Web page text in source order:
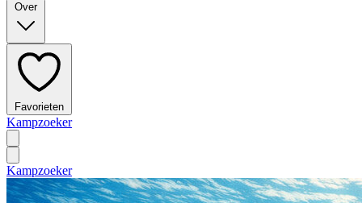
Over
Favorieten
Kampzoeker
Kampzoeker